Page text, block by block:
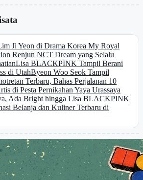
Ji Yeon di Drama Korea My Royal
Renjun NCT Dream yang Selalu
Lisa BLACKPINK Tampil Berani
di UtahByeon Woo Seok Tampil
Terbaru, Bahas Perjalanan 10
di Pesta Pernikahan Yaya Urassaya
Ada Bright hingga Lisa BLACKPINK
Belanja dan Kuliner Terbaru di